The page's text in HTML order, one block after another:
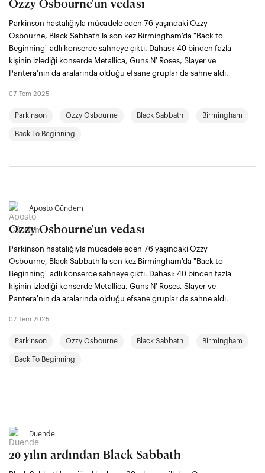
Ozzy Osbourne'un vedası
Parkinson hastalığıyla mücadele eden 76 yaşındaki Ozzy
Osbourne, Black Sabbath'la son kez Birmingham'da "Back to
Beginning" adlı konserde sahneye çıktı. Dahası: 40 binden fazla
kişinin izlediği konserde Metallica, Guns N' Roses, Slayer ve
Pantera'nın da aralarında olduğu efsane gruplar da sahne aldı.
07 Tem 2025
Parkinson Ozzy Osbourne Black Sabbath Birmingham
Back To Beginning
Aposto Gündem
Ozzy Osbourne'un vedası
Parkinson hastalığıyla mücadele eden 76 yaşındaki Ozzy
Osbourne, Black Sabbath'la son kez Birmingham'da "Back to
Beginning" adlı konserde sahneye çıktı. Dahası: 40 binden fazla
kişinin izlediği konserde Metallica, Guns N' Roses, Slayer ve
Pantera'nın da aralarında olduğu efsane gruplar da sahne aldı.
07 Tem 2025
Parkinson Ozzy Osbourne Black Sabbath Birmingham
Back To Beginning
Duende
20 yılın ardından Black Sabbath